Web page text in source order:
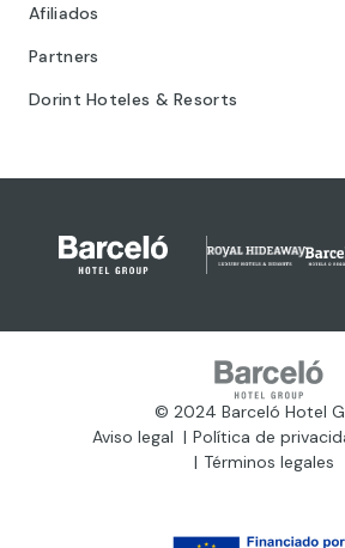
Afiliados
Partners
Dorint Hoteles & Resorts
© 2024 Barceló Hotel
Aviso legal
Política de
Términos legales